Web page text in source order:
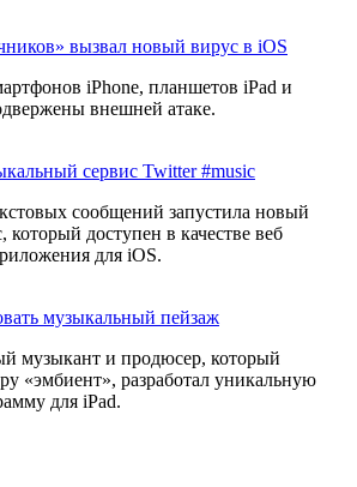
вызвал новый вирус в iOS
iPhone, планшетов iPad и
внешней атаке.
сервис Twitter #music
сообщений запустила новый
доступен в качестве веб
для iOS.
музыкальный пейзаж
музыкант и продюсер, который
«эмбиент», разработал уникальную
для iPad.